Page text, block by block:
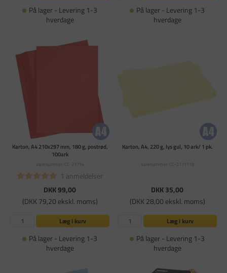
På lager - Levering 1-3
hverdage
På lager - Levering 1-3
hverdage
Karton, A4 210x297 mm, 180 g, postrød,
100ark
Varenummer: CC-21714
1 anmeldelser
DKK 99,00
(DKK 79,20 ekskl. moms)
Læg i kurv
På lager - Levering 1-3
hverdage
Karton, A4, 220 g, lys gul, 10 ark/ 1 pk.
Varenummer: CC-2111118
DKK 35,00
(DKK 28,00 ekskl. moms)
Læg i kurv
På lager - Levering 1-3
hverdage